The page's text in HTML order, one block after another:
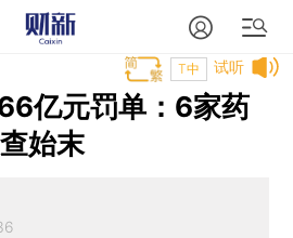
试听
T中
亿元罚单：6家药
始末